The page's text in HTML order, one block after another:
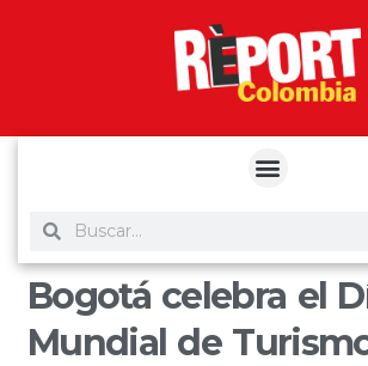
Bogotá celebra el
Mundial de